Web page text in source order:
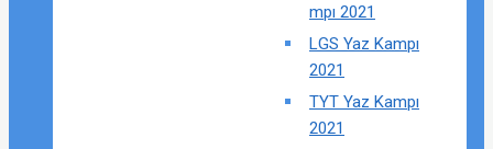
mpı 2021
LGS Yaz Kampı
2021
TYT Yaz Kampı
2021